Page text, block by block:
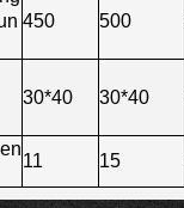
450 500
30*40 30*40
11 15